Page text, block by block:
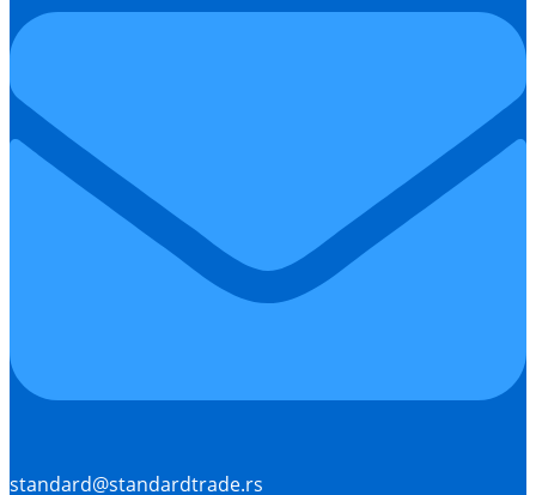
standard@standardtrade.rs